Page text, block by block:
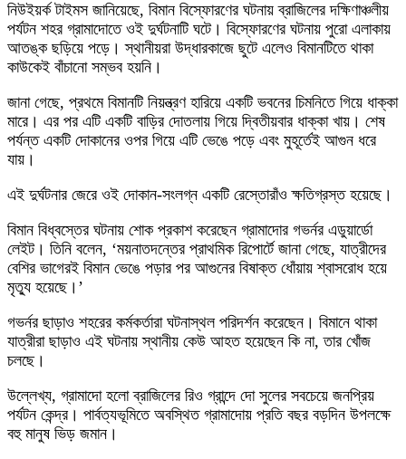
নিউইয়র্ক টাইমস জানিয়েছে, বিমান বিস্ফোরণের ঘটনায় ব্রাজিলের দক্ষিণাঞ্চলীয়
পর্যটন শহর গ্রামাদোতে ওই দুর্ঘটনাটি ঘটে। বিস্ফোরণের ঘটনায় পুরো এলাকায়
আতঙ্ক ছড়িয়ে পড়ে। স্থানীয়রা উদ্ধারকাজে ছুটে এলেও বিমানটিতে থাকা
কাউকেই বাঁচানো সম্ভব হয়নি।
জানা গেছে, প্রথমে বিমানটি নিয়ন্ত্রণ হারিয়ে একটি ভবনের চিমনিতে গিয়ে ধাক্কা
মারে। এর পর এটি একটি বাড়ির দোতলায় গিয়ে দ্বিতীয়বার ধাক্কা খায়। শেষ
পর্যন্ত একটি দোকানের ওপর গিয়ে এটি ভেঙে পড়ে এবং মুহূর্তেই আগুন ধরে
যায়।
এই দুর্ঘটনার জেরে ওই দোকান-সংলগ্ন একটি রেস্তোরাঁও ক্ষতিগ্রস্ত হয়েছে।
বিমান বিধ্বস্তের ঘটনায় শোক প্রকাশ করেছেন গ্রামাদোর গভর্নর এডুয়ার্ডো
লেইট। তিনি বলেন, ‘ময়নাতদন্তের প্রাথমিক রিপোর্টে জানা গেছে, যাত্রীদের
বেশির ভাগেরই বিমান ভেঙে পড়ার পর আগুনের বিষাক্ত ধোঁয়ায় শ্বাসরোধ হয়ে
মৃত্যু হয়েছে।’
গভর্নর ছাড়াও শহরের কর্মকর্তারা ঘটনাস্থল পরিদর্শন করেছেন। বিমানে থাকা
যাত্রীরা ছাড়াও এই ঘটনায় স্থানীয় কেউ আহত হয়েছেন কি না, তার খোঁজ
চলছে।
উল্লেখ্য, গ্রামাদো হলো ব্রাজিলের রিও গ্রান্দে দো সুলের সবচেয়ে জনপ্রিয়
পর্যটন কেন্দ্র। পার্বত্যভূমিতে অবস্থিত গ্রামাদোয় প্রতি বছর বড়দিন উপলক্ষে
বহু মানুষ ভিড় জমান।